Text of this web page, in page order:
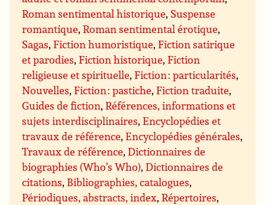
Roman sentimental historique, Suspense
romantique,Roman sentimental érotique,
Sagas,Fiction humoristique,Fiction satirique
et parodies,Fiction historique,Fiction
religieuse et spirituelle,Fiction : particularités,
Nouvelles,Fiction : pastiche,Fiction traduite,
Guides de fiction,Références, informations et
sujets interdisciplinaires,Encyclopédies et
travaux de référence,Encyclopédies générales,
Travaux de référence,Dictionnaires de
biographies (Who’s Who),Dictionnaires de
citations, Bibliographies, catalogues,
Périodiques, abstracts, index,Répertoires,